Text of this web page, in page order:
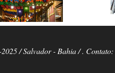
/ Salvador - Bahia / .